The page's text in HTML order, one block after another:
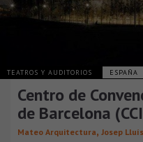
TEATROS Y AUDITORIOS ESPAÑA
Centro de
de Barcelona
Mateo Arquitectura, Josep